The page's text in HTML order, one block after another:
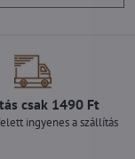
csak 1490 Ft
ingyenes a szállítás